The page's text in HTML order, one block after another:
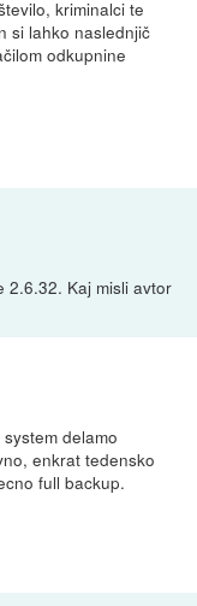
kriminalci te
si lahko naslednjič
odkupnine
2.6.32. Kaj misli avtor
delamo
enkrat tedensko
full backup.